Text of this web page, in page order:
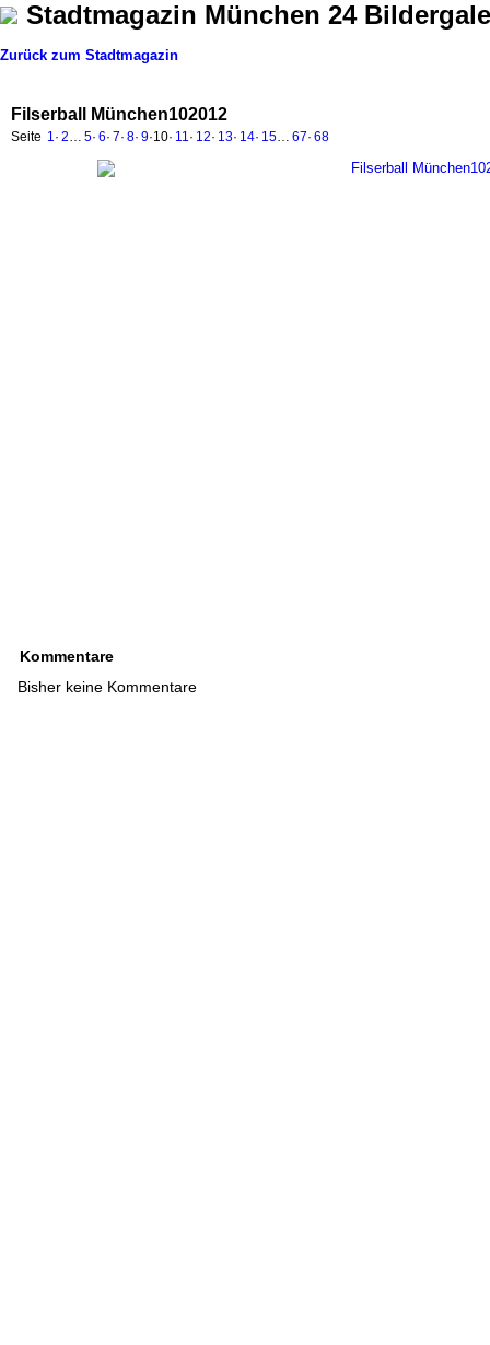
Stadtmagazin München 24
Zurück zum Stadtmagazin
Filserball München102012
Seite 1 · 2 5· 6· 7· 8· 9·10· 11 · 12· 13· 14· 15 67· 68
Kommentare
Bisher keine Kommentare